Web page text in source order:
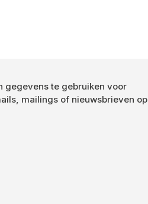
gegevens te gebruiken voor
mailings of nieuwsbrieven op